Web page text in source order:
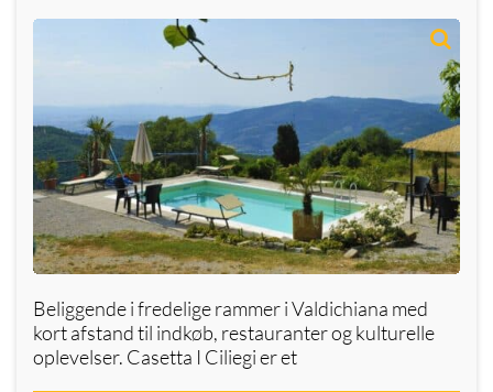
Beliggende i fredelige rammer i Valdichiana med
kort afstand til indkøb, restauranter og kulturelle
oplevelser. Casetta I Ciliegi er et